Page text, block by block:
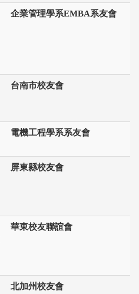
企業管理學系EMBA系友會
台南市校友會
電機工程學系系友會
屏東縣校友會
華東校友聯誼會
北加州校友會